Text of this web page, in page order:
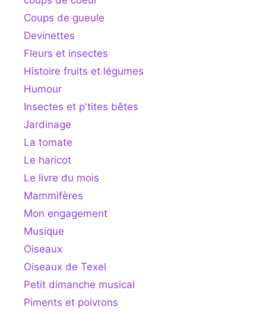
Coups de gueule
Devinettes
Fleurs et insectes
Histoire fruits et légumes
Humour
Insectes et p'tites bêtes
Jardinage
La tomate
Le haricot
Le livre du mois
Mammifères
Mon engagement
Musique
Oiseaux
Oiseaux de Texel
Petit dimanche musical
Piments et poivrons